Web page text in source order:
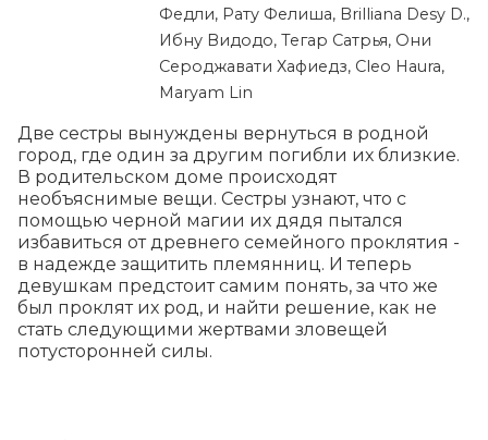
Федли, Рату Фелиша, Brilliana Desy D.,
Ибну Видодо, Тегар Сатрья, Они
Сероджавати Хафиедз, Cleo Haura,
Maryam Lin
Две сестры вынуждены вернуться в родной
город, где один за другим погибли их близкие.
В родительском доме происходят
необъяснимые вещи. Сестры узнают, что с
помощью черной магии их дядя пытался
избавиться от древнего семейного проклятия -
в надежде защитить племянниц. И теперь
девушкам предстоит самим понять, за что же
был проклят их род, и найти решение, как не
стать следующими жертвами зловещей
потусторонней силы.